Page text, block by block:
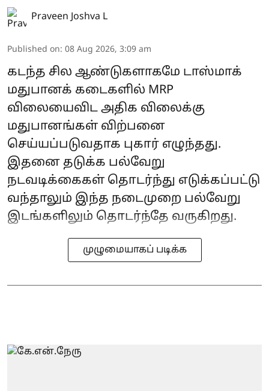
Praveen Joshva L
Published on: 08 Aug 2026, 3:09 am
கடந்த சில ஆண்டுகளாகமே டாஸ்மாக்
மதுபானக் கடைகளில் MRP
விலையைவிட அதிக விலைக்கு
மதுபானங்கள் விற்பனை
செய்யப்படுவதாக புகார் எழுந்தது.
இதனை தடுக்க பல்வேறு
நடவடிக்கைகள் தொடர்ந்து எடுக்கப்பட்டு
வந்தாலும் இந்த நடைமுறை பல்வேறு
இடங்களிலும் தொடர்ந்தே வருகிறது.
முழுமையாகப் படிக்க